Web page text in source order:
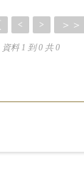
< > ＞＞
資料 1 到 0 共 0